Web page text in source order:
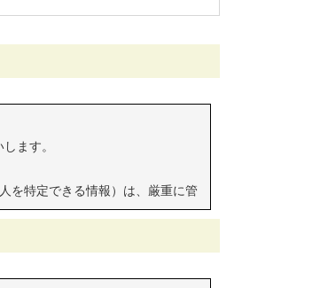
ます。
を特定できる情報）は、厳重に管
に努めます。
付、ご質問・ご要望に対するご連